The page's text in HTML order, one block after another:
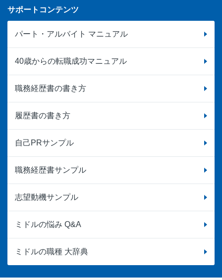
サポートコンテンツ
パート・アルバイト マニュアル
40歳からの転職成功マニュアル
職務経歴書の書き方
履歴書の書き方
自己PRサンプル
職務経歴書サンプル
志望動機サンプル
ミドルの悩み Q&A
ミドルの職種 大辞典